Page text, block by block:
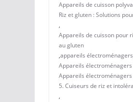
Appareils de cuisson
Riz et gluten : Solutions
,
Appareils de cuisson pour
au gluten
,appareils électroménagers
Appareils
Appareils
5. Cuiseurs de riz et
,